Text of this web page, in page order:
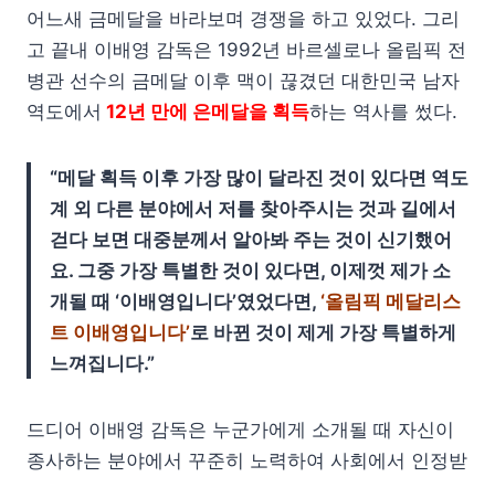
어느새 금메달을 바라보며 경쟁을 하고 있었다. 그리
고 끝내 이배영 감독은 1992년 바르셀로나 올림픽 전
병관 선수의 금메달 이후 맥이 끊겼던 대한민국 남자
역도에서 12년 만에 은메달을 획득하는 역사를 썼다.
“메달 획득 이후 가장 많이 달라진 것이 있다면 역도
계 외 다른 분야에서 저를 찾아주시는 것과 길에서
걷다 보면 대중분께서 알아봐 주는 것이 신기했어
요. 그중 가장 특별한 것이 있다면, 이제껏 제가 소
개될 때 ‘이배영입니다’였었다면, ‘올림픽 메달리스
트 이배영입니다’로 바뀐 것이 제게 가장 특별하게
느껴집니다.”
드디어 이배영 감독은 누군가에게 소개될 때 자신이
종사하는 분야에서 꾸준히 노력하여 사회에서 인정받